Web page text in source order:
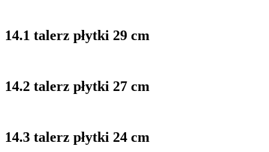
14.1 talerz płytki 29 cm
14.2 talerz płytki 27 cm
14.3 talerz płytki 24 cm